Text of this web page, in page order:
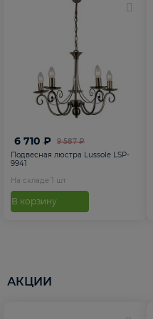
9 587 ₽
6 710 ₽
Подвесная люстра Lussole LSP-
9941
На складе 1 шт
В корзину
АКЦИИ